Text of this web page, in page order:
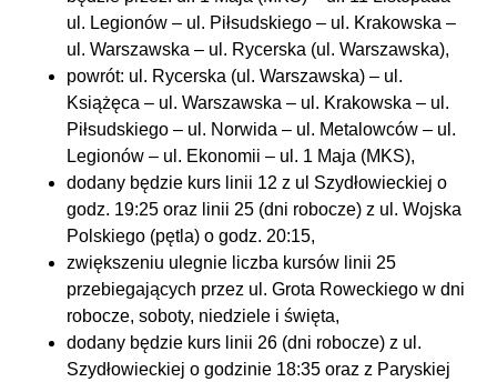
ul. Legionów – ul. Piłsudskiego – ul. Krakowska –
ul. Warszawska – ul. Rycerska (ul. Warszawska),
powrót: ul. Rycerska (ul. Warszawska) – ul.
Książęca – ul. Warszawska – ul. Krakowska – ul.
Piłsudskiego – ul. Norwida – ul. Metalowców – ul.
Legionów – ul. Ekonomii – ul. 1 Maja (MKS),
dodany będzie kurs linii 12 z ul Szydłowieckiej o
godz. 19:25 oraz linii 25 (dni robocze) z ul. Wojska
Polskiego (pętla) o godz. 20:15,
zwiększeniu ulegnie liczba kursów linii 25
przebiegających przez ul. Grota Roweckiego w dni
robocze, soboty, niedziele i święta,
dodany będzie kurs linii 26 (dni robocze) z ul.
Szydłowieckiej o godzinie 18:35 oraz z Paryskiej